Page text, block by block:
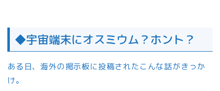
◆宇宙端末にオスミウム？ホント？
ある日、海外の掲示板に投稿されたこんな話がきっか
け。